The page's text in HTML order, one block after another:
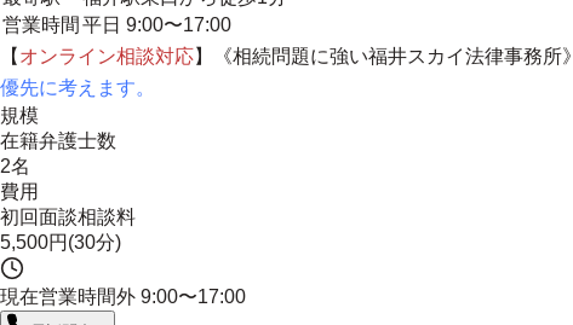
営業時間 平日 9:00〜17:00
【 オンライン相談対応】《相続問題に強い福井スカイ法律事務所》
優先に考えます。
規模
在籍弁護士数
2名
費用
初回面談相談料
5,500円(30分)
現在営業時間外 9:00〜17:00